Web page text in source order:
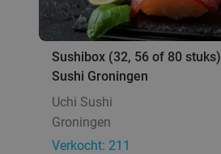
Sushibox (32, 56 of 80
Sushi Groningen
Uchi Sushi
Groningen
Verkocht: 211